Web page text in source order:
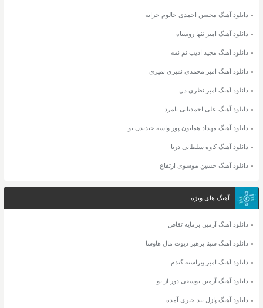
دانلود آهنگ محسن احمدی حالوم خرابه
دانلود آهنگ امیر تنها روسیاه
دانلود آهنگ مجید ادیب نم نمه
دانلود آهنگ امیر محمدی نمیری نمیری
دانلود آهنگ امیر نظری دل
دانلود آهنگ علی احمدیانی نامرد
دانلود آهنگ مهداد همایون پور واسه خندیدن تو
دانلود آهنگ کاوه سلطانی دریا
دانلود آهنگ حسین موسوی ارتفاع
آهنگ های ویژه
دانلود آهنگ آرمین برمایه تقاص
دانلود آهنگ سینا پرهیز دیوت مال هاوسا
دانلود آهنگ امیر پیراسته گندم
دانلود آهنگ آرمین یوسفی دور از تو
دانلود آهنگ پازل بند خبری آمده